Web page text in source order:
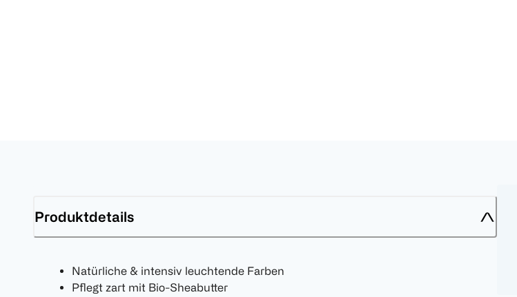
Produktdetails
Natürliche & intensiv leuchtende Farben
Pflegt zart mit Bio-Sheabutter